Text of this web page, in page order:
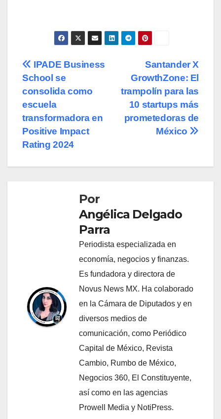
Navegación
de
entradas
Santander X
GrowthZone: El
trampolín para las
10 startups más
prometedoras de
México
IPADE Business
School se
consolida como
escuela
transformadora en
Positive Impact
Rating 2024
Por
Angélica Delgado
Parra
Periodista especializada en
economía, negocios y finanzas.
Es fundadora y directora de
Novus News MX. Ha colaborado
en la Cámara de Diputados y en
diversos medios de
comunicación, como Periódico
Capital de México, Revista
Cambio, Rumbo de México,
Negocios 360, El Constituyente,
así como en las agencias
Prowell Media y NotiPress.